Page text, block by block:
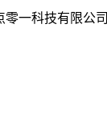
零一科技有限公司